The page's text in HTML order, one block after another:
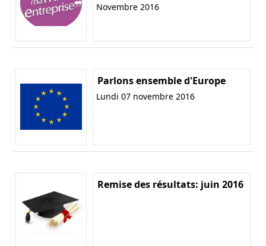
Novembre 2016
Parlons ensemble d'Europe
Lundi 07 novembre 2016
Remise des résultats: juin 2016